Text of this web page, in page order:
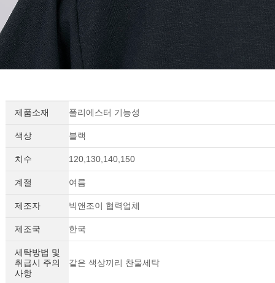
제품소재 폴리에스터 기능성
색상 블랙
치수 120,130,140,150
계절 여름
제조자 빅앤조이 협력업체
제조국 한국
세탁방법 및
취급시 주의
사항
같은 색상끼리 찬물세탁